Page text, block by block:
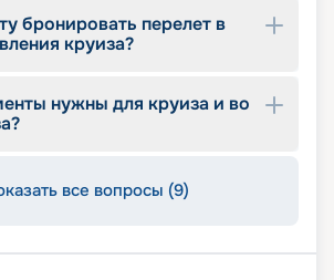
бронировать перелет в
круиза?
нужны для круиза и во
все вопросы (9)